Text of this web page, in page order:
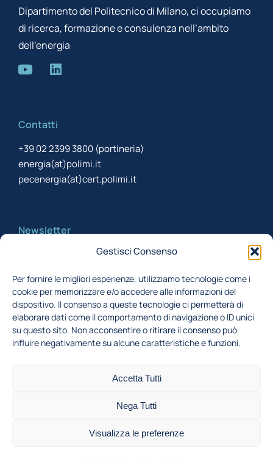
Gestisci Consenso
Per fornire le migliori esperienze, utilizziamo tecnologie come i
cookie per memorizzare e/o accedere alle informazioni del
dispositivo. Il consenso a queste tecnologie ci permetterà di
elaborare dati come il comportamento di navigazione o ID unici
su questo sito. Non acconsentire o ritirare il consenso può
influire negativamente su alcune caratteristiche e funzioni.
Accetta Tutti
Nega Tutti
Visualizza le preferenze
Dipartimento del Politecnico di Milano, ci occupiamo
di ricerca, formazione e consulenza nell’ambito
dell’energia
Contatti
+39 02 2399 3800 (portineria)
energia(at)polimi.it
pecenergia(at)cert.polimi.it
Newsletter
Iscriviti alla newsletter per rimanere aggiornato
Acconsento al trattamento dei miei dati,
secondo la Finalità 1 indicata nell'informativa
privacy
Lambruschini 4a, 20156 Milano - P.I. 04376620151